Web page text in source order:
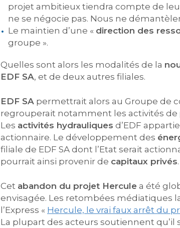
projet ambitieux tiendra compte de
ne se négocie pas. Nous ne
Le maintien d’une « direction des
groupe ».
Quelles sont alors les modalités de la
EDF SA, et de deux autres filiales.
EDF SA permettrait alors au Groupe de
regrouperait notamment les activités de
Les activités hydrauliques d’EDF
actionnaire. Le développement des
filiale de EDF SA dont l’Etat serait
pourrait ainsi provenir de capitaux privés.
Cet abandon du projet Hercule a été
envisagée. Les retombées médiatiques
l’Express « Hercule, le vrai faux arrêt du
La plupart des acteurs soutiennent qu’il